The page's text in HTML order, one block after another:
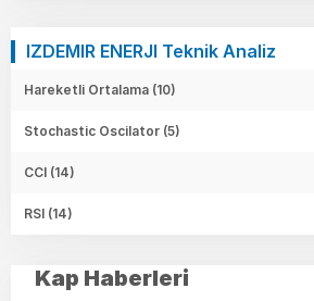
IZDEMIR ENERJI Teknik Analiz
Hareketli Ortalama (10)
Stochastic Oscilator (5)
CCI (14)
RSI (14)
Kap Haberleri